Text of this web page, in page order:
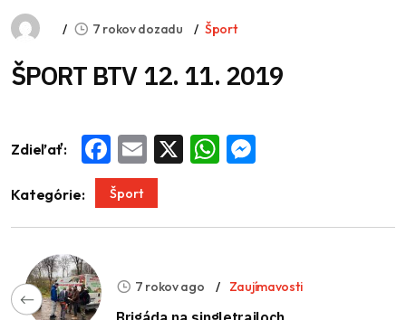
7 rokov dozadu Šport
ŠPORT BTV 12. 11. 2019
Zdieľať: Facebook
Email WhatsApp
Kategórie: Šport
7 rokov ago Zaujímavosti